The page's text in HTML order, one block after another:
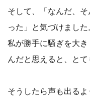
そして、「なんだ、
った」と気づけました
私が勝手に騒ぎを大
んだと思えると、とて
そうしたら声も出るよ